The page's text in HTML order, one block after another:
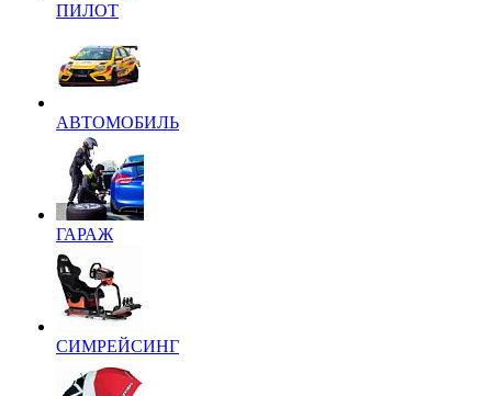
ПИЛОТ
АВТОМОБИЛЬ
ГАРАЖ
СИМРЕЙСИНГ